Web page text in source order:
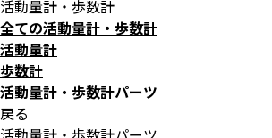
活動量計・歩数計
全ての活動量計・歩数計
活動量計
歩数計
活動量計・歩数計パーツ
戻る